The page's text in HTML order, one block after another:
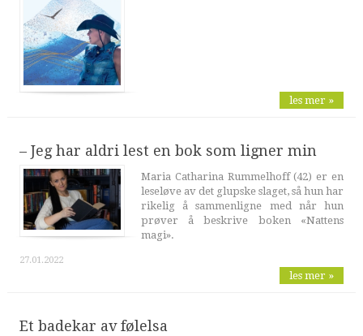
les mer »
– Jeg har aldri lest en bok som ligner min
Maria Catharina Rummelhoff (42) er en
leseløve av det glupske slaget, så hun har
rikelig å sammenligne med når hun
prøver å beskrive boken «Nattens
magi».
27.01.2022
les mer »
Et badekar av følelsa